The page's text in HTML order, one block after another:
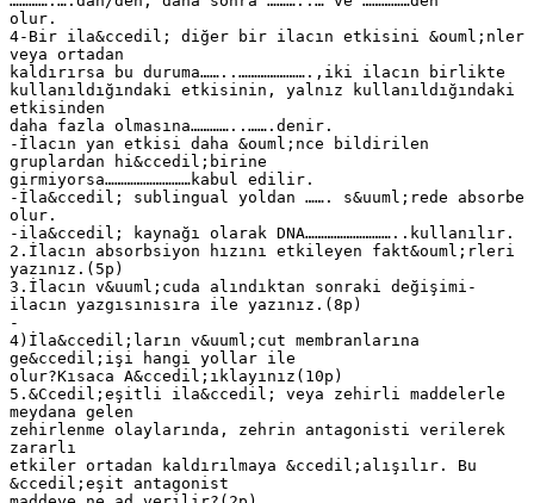
olur.
4-Bir ila&ccedil; diğer bir ilacın etkisini &ouml;nler
veya ortadan
kaldırırsa bu duruma……..………………….,iki ilacın birlikte
kullanıldığındaki etkisinin, yalnız kullanıldığındaki
etkisinden
daha fazla olmasına…………..…….denir.
-İlacın yan etkisi daha &ouml;nce bildirilen
gruplardan hi&ccedil;birine
girmiyorsa………………………kabul edilir.
-İla&ccedil; sublingual yoldan ……. s&uuml;rede absorbe
olur.
-ila&ccedil; kaynağı olarak DNA………………………..kullanılır.
2.İlacın absorbsiyon hızını etkileyen fakt&ouml;rleri
yazınız.(5p)
3.İlacın v&uuml;cuda alındıktan sonraki değişimi-
ilacın yazgısınısıra ile yazınız.(8p)
-
4)İla&ccedil;ların v&uuml;cut membranlarına
ge&ccedil;işi hangi yollar ile
olur?Kısaca A&ccedil;ıklayınız(10p)
5.&Ccedil;eşitli ila&ccedil; veya zehirli maddelerle
meydana gelen
zehirlenme olaylarında, zehrin antagonisti verilerek
zararlı
etkiler ortadan kaldırılmaya &ccedil;alışılır. Bu
&ccedil;eşit antagonist